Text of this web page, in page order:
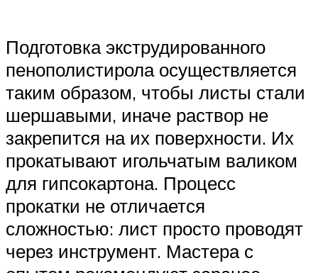
Подготовка экструдированного
пенополистирола осуществляется
таким образом, чтобы листы стали
шершавыми, иначе раствор не
закрепится на их поверхности. Их
прокатывают игольчатым валиком
для гипсокартона. Процесс
прокатки не отличается
сложностью: лист просто проводят
через инструмент. Мастера с